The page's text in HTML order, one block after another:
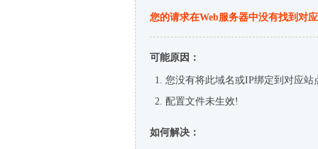
您的请求在Web服务器中没有找到对
可能原因：
您没有将此域名或IP绑定到对应站
配置文件未生效!
如何解决：